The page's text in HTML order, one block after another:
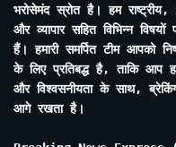
भरोसेमंद स्रोत है। हम
और व्यापार सहित विभिन्न
हैं। हमारी समर्पित टीम आपको
के लिए प्रतिबद्ध है, ताकि आप
और विश्वसनीयता के साथ,
आगे रखता है।